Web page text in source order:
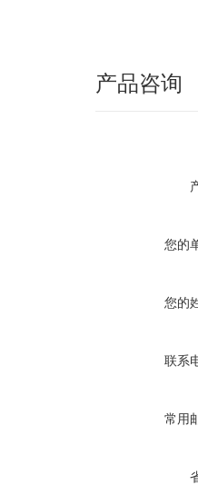
产品咨询
您的
您的
联系
常用